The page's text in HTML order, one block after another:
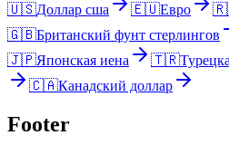
🇺🇸Доллар сша 🇪🇺Евро
🇬🇧Британский фунт стерлингов
🇯🇵Японская иена 🇹🇷
🇨🇦Канадский доллар
Footer